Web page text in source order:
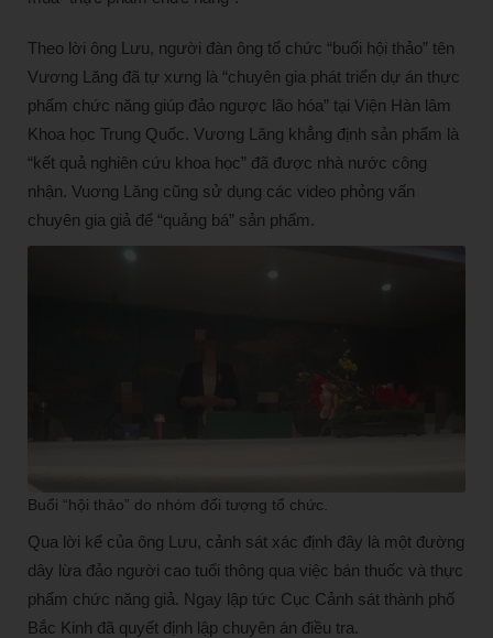
Theo lời ông Lưu, người đàn ông tổ chức “buổi hội thảo” tên
Vương Lăng đã tự xưng là “chuyên gia phát triển dự án thực
phẩm chức năng giúp đảo ngược lão hóa” tại Viện Hàn lâm
Khoa học Trung Quốc. Vương Lăng khẳng định sản phẩm là
“kết quả nghiên cứu khoa học” đã được nhà nước công
nhận. Vuơng Lăng cũng sử dụng các video phỏng vấn
chuyên gia giả để “quảng bá” sản phẩm.
Buổi “hội thảo” do nhóm đối tượng tổ chức.
Qua lời kể của ông Lưu, cảnh sát xác định đây là một đường
dây lừa đảo người cao tuổi thông qua việc bán thuốc và thực
phẩm chức năng giả. Ngay lập tức Cục Cảnh sát thành phố
Bắc Kinh đã quyết định lập chuyên án điều tra.